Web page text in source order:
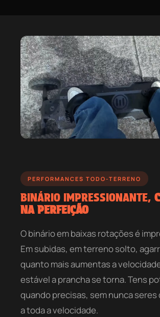
PERFORMANCES TODO-TERRENO
BINÁRIO IMPRESSIONANTE,
NA PERFEIÇÃO
O binário em baixas rotações é
Em subidas, em terreno solto,
quanto mais aumentas a
estável a prancha se torna. Tens
quando precisas, sem nunca
a toda a velocidade.